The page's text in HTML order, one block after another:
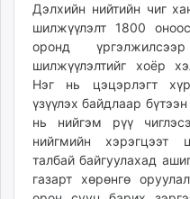
Дэлхийн нийтийн чиг
шилжүүлэлт 1800
оронд
шилжүүлэлтийг хоёр
Нэг нь цэцэрлэгт
үзүүлэх байдлаар
нь нийгэм рүү
нийгмийн хэрэгцээт
талбай байгуулахад
газарт хөрөнгө